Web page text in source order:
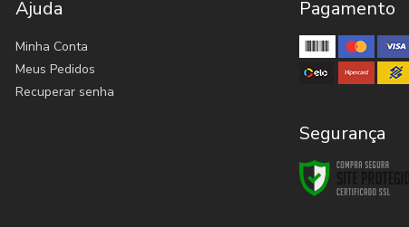
Ajuda
Minha Conta
Meus Pedidos
Recuperar senha
Pagamento
Segurança